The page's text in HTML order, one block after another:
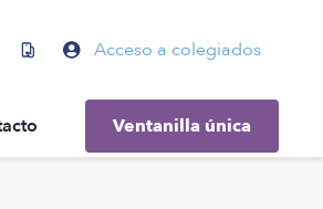
Acceso a colegiados
Ventanilla única